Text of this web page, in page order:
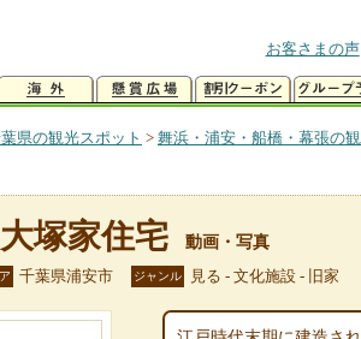
お客さまの声
県の観光スポット > 舞浜・浦安・船橋・幕張の
大塚家住宅 動画・写真
千葉県浦安市 ジャンル 見る - 文化施設 - 旧家